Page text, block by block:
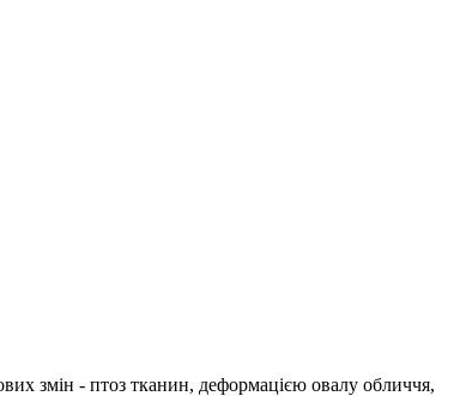
змін - птоз тканин, деформацією овалу обличчя,